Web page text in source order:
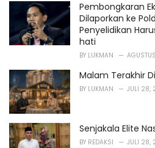
Pembongkaran
Dilaporkan ke
Penyelidikan
hati
BY LUKMAN
Malam Terakhir
BY LUKMAN JULI 28,
Senjakala Elite
BY REDAKSI JULI 28,